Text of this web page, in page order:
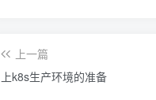
上一篇
上k8s生产环境的准备